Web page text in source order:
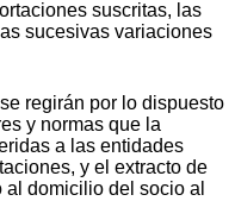
suscritas, las
sucesivas variaciones
regirán por lo dispuesto
y normas que la
a las entidades
y el extracto de
al domicilio del socio al